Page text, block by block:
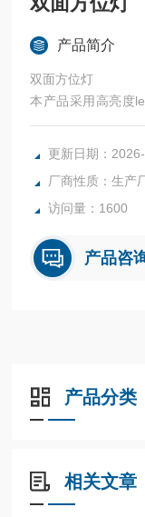
产品简介
双面方位灯
本产品采用高亮度
长。广泛适用于铁
以及其它工作现场
更新日期：
厂商性质：生产
访问量：1600
产品咨
产品分类
相关文章